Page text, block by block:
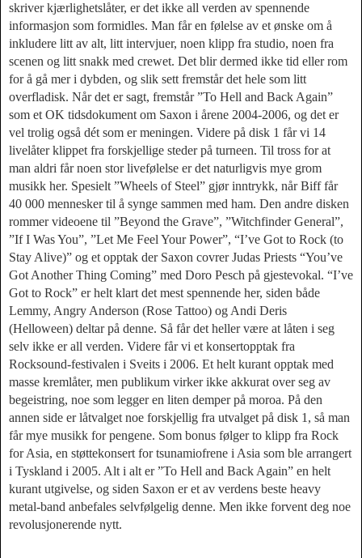
skriver kjærlighetslåter, er det ikke all verden av spennende
informasjon som formidles. Man får en følelse av et ønske om å
inkludere litt av alt, litt intervjuer, noen klipp fra studio, noen fra
scenen og litt snakk med crewet. Det blir dermed ikke tid eller rom
for å gå mer i dybden, og slik sett fremstår det hele som litt
overfladisk. Når det er sagt, fremstår ”To Hell and Back Again”
som et OK tidsdokument om Saxon i årene 2004-2006, og det er
vel trolig også dét som er meningen. Videre på disk 1 får vi 14
livelåter klippet fra forskjellige steder på turneen. Til tross for at
man aldri får noen stor livefølelse er det naturligvis mye grom
musikk her. Spesielt ”Wheels of Steel” gjør inntrykk, når Biff får
40 000 mennesker til å synge sammen med ham. Den andre disken
rommer videoene til ”Beyond the Grave”, ”Witchfinder General”,
”If I Was You”, ”Let Me Feel Your Power”, “I’ve Got to Rock (to
Stay Alive)” og et opptak der Saxon covrer Judas Priests “You’ve
Got Another Thing Coming” med Doro Pesch på gjestevokal. “I’ve
Got to Rock” er helt klart det mest spennende her, siden både
Lemmy, Angry Anderson (Rose Tattoo) og Andi Deris
(Helloween) deltar på denne. Så får det heller være at låten i seg
selv ikke er all verden. Videre får vi et konsertopptak fra
Rocksound-festivalen i Sveits i 2006. Et helt kurant opptak med
masse kremlåter, men publikum virker ikke akkurat over seg av
begeistring, noe som legger en liten demper på moroa. På den
annen side er låtvalget noe forskjellig fra utvalget på disk 1, så man
får mye musikk for pengene. Som bonus følger to klipp fra Rock
for Asia, en støttekonsert for tsunamiofrene i Asia som ble arrangert
i Tyskland i 2005. Alt i alt er ”To Hell and Back Again” en helt
kurant utgivelse, og siden Saxon er et av verdens beste heavy
metal-band anbefales selvfølgelig denne. Men ikke forvent deg noe
revolusjonerende nytt.